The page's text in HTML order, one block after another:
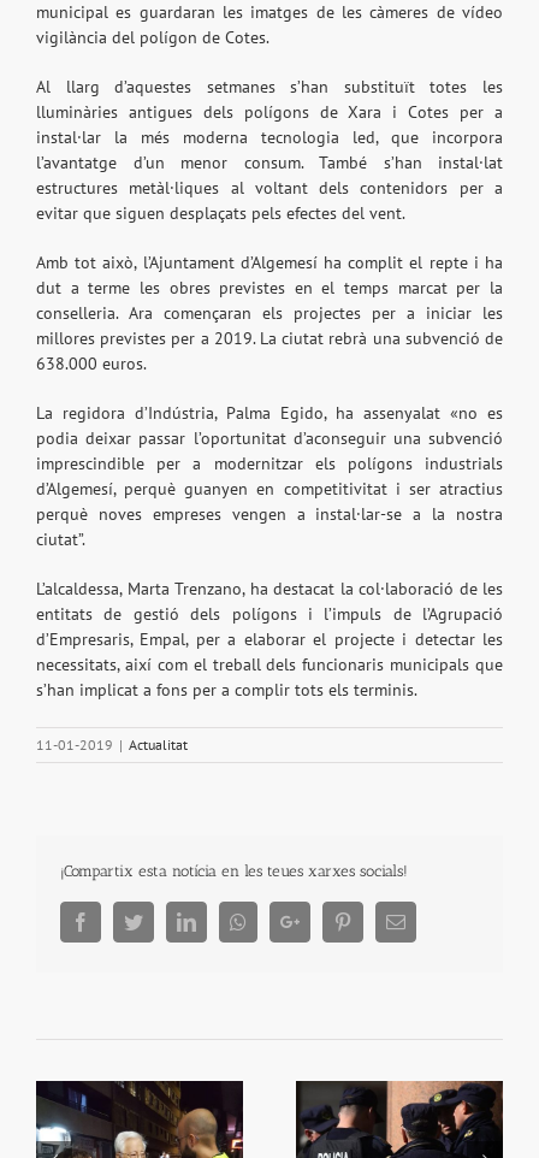
municipal es guardaran les imatges de les càmeres de vídeo
vigilància del polígon de Cotes.
Al llarg d’aquestes setmanes s’han substituït totes les
lluminàries antigues dels polígons de Xara i Cotes per a
instal·lar la més moderna tecnologia led, que incorpora
l’avantatge d’un menor consum. També s’han instal·lat
estructures metàl·liques al voltant dels contenidors per a
evitar que siguen desplaçats pels efectes del vent.
Amb tot això, l’Ajuntament d’Algemesí ha complit el repte i ha
dut a terme les obres previstes en el temps marcat per la
conselleria. Ara començaran els projectes per a iniciar les
millores previstes per a 2019. La ciutat rebrà una subvenció de
638.000 euros.
La regidora d’Indústria, Palma Egido, ha assenyalat «no es
podia deixar passar l’oportunitat d’aconseguir una subvenció
imprescindible per a modernitzar els polígons industrials
d’Algemesí, perquè guanyen en competitivitat i ser atractius
perquè noves empreses vengen a instal·lar-se a la nostra
ciutat”.
L’alcaldessa, Marta Trenzano, ha destacat la col·laboració de les
entitats de gestió dels polígons i l’impuls de l’Agrupació
d’Empresaris, Empal, per a elaborar el projecte i detectar les
necessitats, així com el treball dels funcionaris municipals que
s’han implicat a fons per a complir tots els terminis.
11-01-2019 | Actualitat
¡Compartix esta notícia en les teues xarxes socials!
FacebookTwitterLinkedInWhatsappGoogle+ PinterestEmail